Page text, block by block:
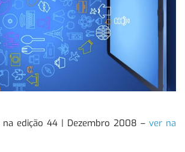
na edição 44 | Dezembro 2008 – ver na